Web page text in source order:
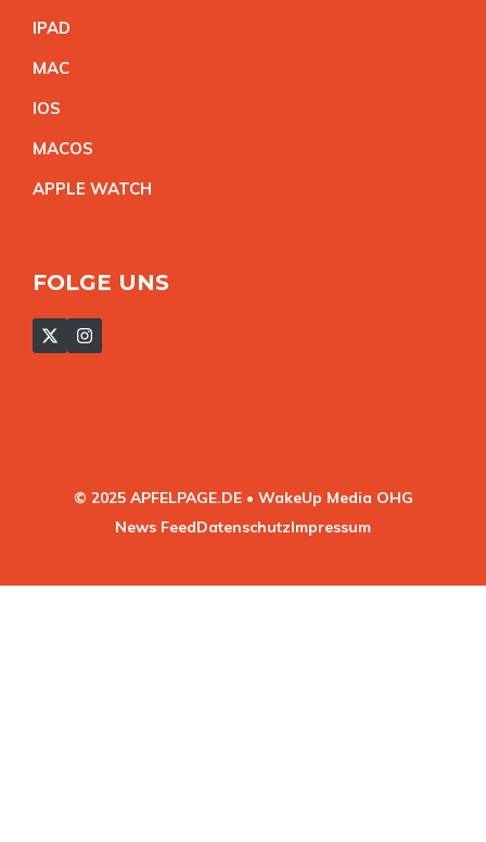
IPAD
MAC
IOS
MACOS
APPLE WATCH
FOLGE UNS
© 2025 APFELPAGE.DE • WakeUp Media OHG
News FeedDatenschutzImpressum